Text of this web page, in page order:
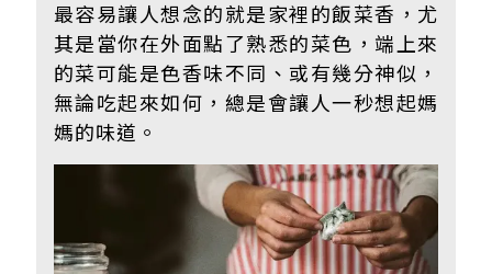
最容易讓人想念的就是家裡的飯菜香，尤
其是當你在外面點了熟悉的菜色，端上來
的菜可能是色香味不同、或有幾分神似，
無論吃起來如何， 總是會讓人一秒想起媽
媽的味道。